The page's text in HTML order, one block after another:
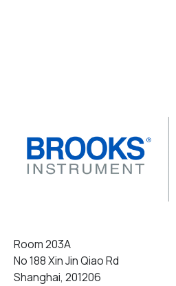
Room 203A
No 188 Xin Jin Qiao Rd
Shanghai, 201206